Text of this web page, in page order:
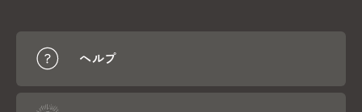
ヘルプ